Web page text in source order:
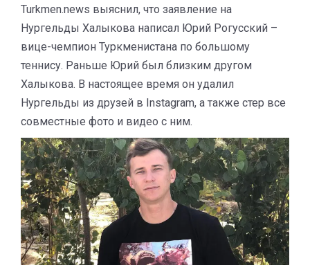
Turkmen.news выяснил, что заявление на
Нургельды Халыкова написал Юрий Рогусский –
вице-чемпион Туркменистана по большому
теннису. Раньше Юрий был близким другом
Халыкова. В настоящее время он удалил
Нургельды из друзей в Instagram, а также стер все
совместные фото и видео с ним.